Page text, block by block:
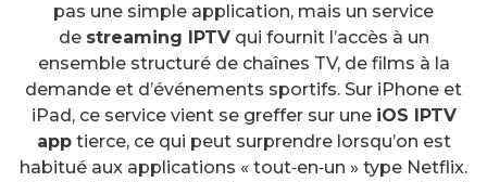
pas une simple application, mais un service
de streaming IPTVqui fournit l’accès à un
ensemble structuré de chaînes TV, de films à la
demande et d’événements sportifs. Sur iPhone et
iPad, ce service vient se greffer sur une iOS IPTV
apptierce, ce qui peut surprendre lorsqu’on est
habitué aux applications « tout‑en‑un » type Netflix.